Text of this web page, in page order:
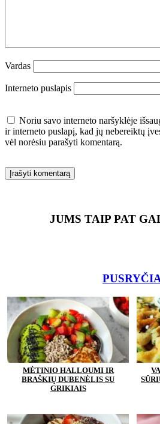
Vardas
Interneto puslapis
Noriu savo interneto naršyklėje
ir interneto puslapį, kad jų nebereiktų
vėl norėsiu parašyti komentarą.
JUMS TAIP PAT
MĖTINIO HALLOUMI IR
BRAŠKIŲ DUBENĖLIS SU
GRIKIAIS